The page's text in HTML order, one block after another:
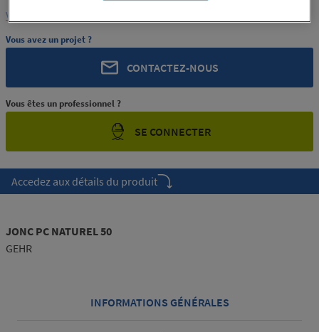
Voir la description complète
Vous avez un projet ?
CONTACTEZ-NOUS
Vous êtes un professionnel ?
SE CONNECTER
Accedez aux détails du produit
JONC PC NATUREL 50
GEHR
INFORMATIONS GÉNÉRALES